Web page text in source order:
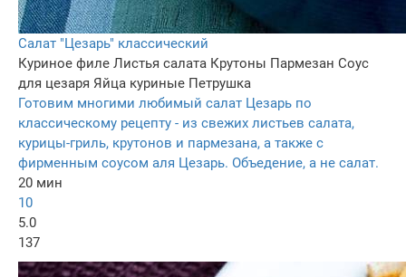
Салат "Цезарь" классический
Куриное филе Листья салата Крутоны Пармезан Соус
для цезаря Яйца куриные Петрушка
Готовим многими любимый салат Цезарь по
классическому рецепту - из свежих листьев салата,
курицы-гриль, крутонов и пармезана, а также с
фирменным соусом аля Цезарь. Объедение, а не салат.
20 мин
10
5.0
137